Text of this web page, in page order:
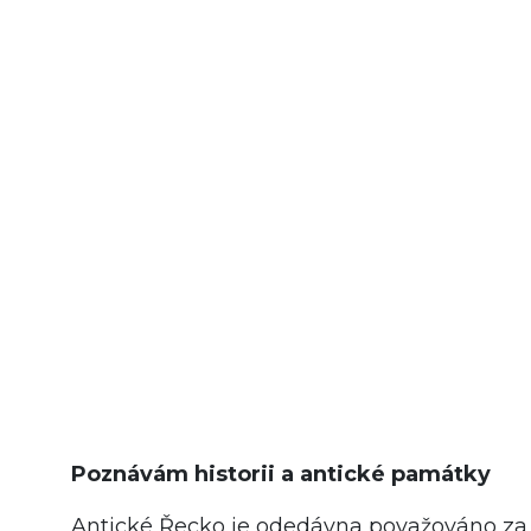
Poznávám historii a antické památky